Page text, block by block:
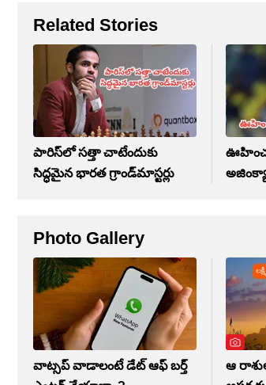
Related Stories
పారిస్‌లో సత్తా చాటేందుకు
సిద్ధమైన భారత గ్రాండ్‌మాస్టర్లు
Photo Gallery
వాట్సప్ వాడాలంటే డేట్ ఆఫ్ బర్త్
ఆ